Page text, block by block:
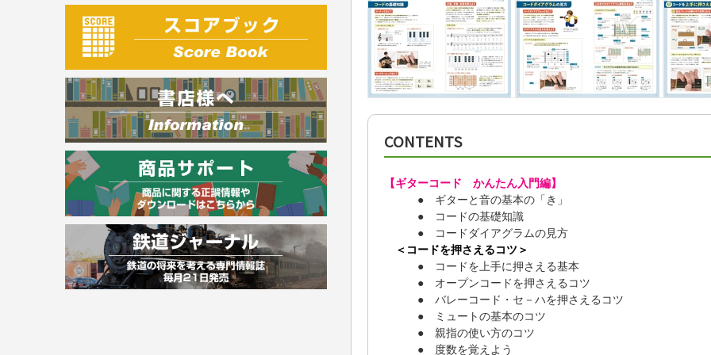
建築・土木
電気・危険物
調理師
スキル・キャリアアップ
危険物取扱者
消防設備士
登録販売者
その他資格試験
CONTENTS
【ギターコード かんたん入門編】
● ギターと音の基本の「き」
● コードの基礎知識
● コードダイアグラムの見方
＜コードを押さえるコツ＞
● コードを上手に押さえる基本
● オープンコードを押さえるコツ
● バレーコード・セ－ハを押さえるコツ
● ミュートの基本のコツ
● 親指の使い方のコツ
● 度数を覚えよう